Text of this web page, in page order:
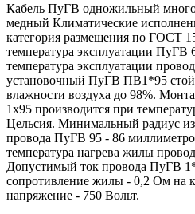
Кабель ПуГВ одножильный
медный Климатические
категория размещения по ГОСТ
температура эксплуатации ПуГВ
температура эксплуатации
установочный ПуГВ ПВ1*95
влажности воздуха до 98%.
1х95 производится при
Цельсия. Минимальный радиус
провода ПуГВ 95 - 86
температура нагрева жилы
Допустимый ток провода ПуГВ
сопротивление жилы - 0,2 Ом на
напряжение - 750 Вольт.